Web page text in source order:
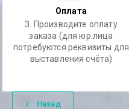
Оплата
3. Производите оплату
заказа (для юр.лица
потребуются реквизиты для
выставления счёта)
Назад